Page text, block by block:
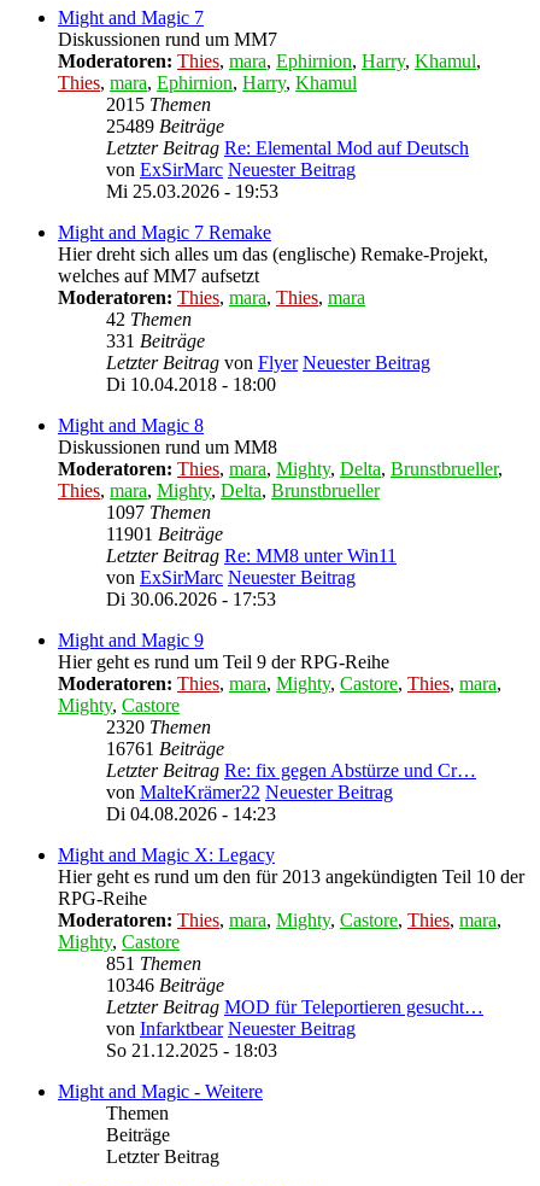
Might and Magic 7
Diskussionen rund um MM7
Moderatoren: Thies, mara, Ephirnion, Harry, Khamul,
Thies, mara, Ephirnion, Harry, Khamul
2015 Themen
25489 Beiträge
Letzter Beitrag Re: Elemental Mod auf Deutsch
von ExSirMarc Neuester Beitrag
Mi 25.03.2026 - 19:53
Might and Magic 7 Remake
Hier dreht sich alles um das (englische) Remake-Projekt,
welches auf MM7 aufsetzt
Moderatoren: Thies, mara, Thies, mara
42 Themen
331 Beiträge
Letzter Beitrag von Flyer Neuester Beitrag
Di 10.04.2018 - 18:00
Might and Magic 8
Diskussionen rund um MM8
Moderatoren: Thies, mara, Mighty, Delta, Brunstbrueller,
Thies, mara, Mighty, Delta, Brunstbrueller
1097 Themen
11901 Beiträge
Letzter Beitrag Re: MM8 unter Win11
von ExSirMarc Neuester Beitrag
Di 30.06.2026 - 17:53
Might and Magic 9
Hier geht es rund um Teil 9 der RPG-Reihe
Moderatoren: Thies, mara, Mighty, Castore, Thies, mara,
Mighty, Castore
2320 Themen
16761 Beiträge
Letzter Beitrag Re: fix gegen Abstürze und Cr…
von MalteKrämer22 Neuester Beitrag
Di 04.08.2026 - 14:23
Might and Magic X: Legacy
Hier geht es rund um den für 2013 angekündigten Teil 10 der
RPG-Reihe
Moderatoren: Thies, mara, Mighty, Castore, Thies, mara,
Mighty, Castore
851 Themen
10346 Beiträge
Letzter Beitrag MOD für Teleportieren gesucht…
von Infarktbear Neuester Beitrag
So 21.12.2025 - 18:03
Might and Magic - Weitere
Themen
Beiträge
Letzter Beitrag